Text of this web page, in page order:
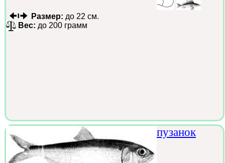
Размер: до 22 см.
Вес: до 200 грамм
пузанок